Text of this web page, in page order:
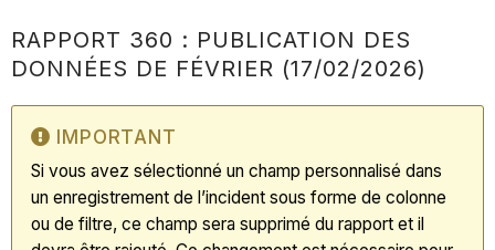
de
février
Important
360
:
Publication
RAPPORT 360 : PUBLICATION DES
DONNÉES DE FÉVRIER (17/02/2026)
IMPORTANT
Si vous avez sélectionné un champ personnalisé dans
un enregistrement de l’incident sous forme de colonne
ou de filtre, ce champ sera supprimé du rapport et il